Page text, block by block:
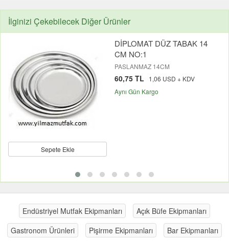
İlginizi Çekebilecek Diğer Ürünler
Sepete Ekle
DİPLOMAT DÜZ TABAK 14
CM NO:1
PASLANMAZ 14CM
60,75 TL
1,06 USD + KDV
Aynı Gün Kargo
Endüstriyel Mutfak Ekipmanları
Açık Büfe Ekipmanları
Gastronom Ürünleri
Pişirme Ekipmanları Bar Ekipmanları